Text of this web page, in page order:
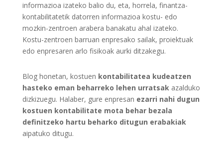
informazioa izateko balio du, eta, horrela, finantza-
kontabilitatetik datorren informazioa kostu- edo
mozkin-zentroen arabera banakatu ahal izateko.
Kostu-zentroen barruan enpresako sailak, proiektuak
edo enpresaren arlo fisikoak aurki ditzakegu.
Blog honetan, kostuen kontabilitatea kudeatzen
hasteko eman beharreko lehen urratsakazalduko
dizkizuegu. Halaber, gure enpresan ezarri nahi dugun
kostuen kontabilitate mota behar bezala
definitzeko hartu beharko ditugun erabakiak
aipatuko ditugu.